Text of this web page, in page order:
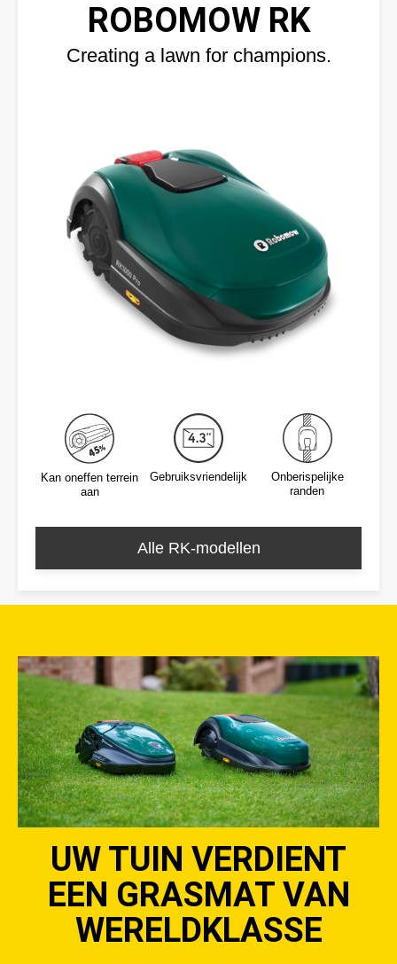
ROBOMOW RK
Creating a lawn for champions.
Kan oneffen terrein
aan
Gebruiksvriendelijk
Onberispelijke
randen
Alle RK-modellen
UW TUIN VERDIENT
EEN GRASMAT VAN
WERELDKLASSE